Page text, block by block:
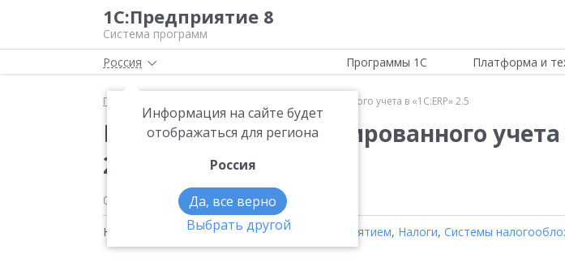
1С:Предприятие 8
Система программ
Россия
Информация на сайте будет
отображаться для региона
Россия
Да, все верно
Выбрать другой
Программы 1С Платформа и
Главная Развитие регламентированного учета в «1С:ERP» 2.5
Развитие регламентированного учета
2.5
08.07.2021
Новости на тему:1С:ERP Управление предприятием, Налоги, Системы